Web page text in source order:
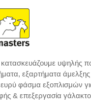
κατασκευάζουμε υψηλής
εξαρτήματα
φάσμα εξοπλισμών
& επεξεργασία